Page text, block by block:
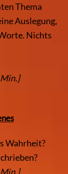
Thema
Auslegung,
Nichts
Wahrheit?